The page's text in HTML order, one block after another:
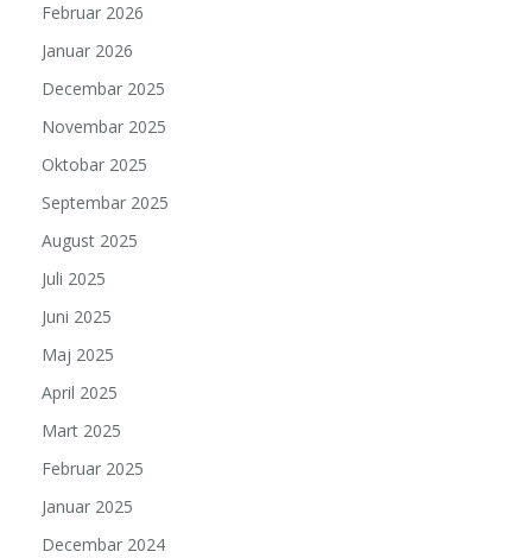
Februar 2026
Januar 2026
Decembar 2025
Novembar 2025
Oktobar 2025
Septembar 2025
August 2025
Juli 2025
Juni 2025
Maj 2025
April 2025
Mart 2025
Februar 2025
Januar 2025
Decembar 2024